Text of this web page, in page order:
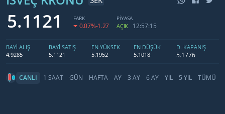
5.1121 FARK
0.07%-1.27
PİYASA
AÇIK 12:57:15
BAYİ ALIŞ
4.9285
BAYİ SATIŞ
5.1121
EN YÜKSEK
5.1952
EN DÜŞÜK
5.1018
D. KAPANIŞ
5.1776
CANLI 1 SAAT GÜN HAFTA AY 3 AY 6 AY YIL 5 YIL TÜMÜ